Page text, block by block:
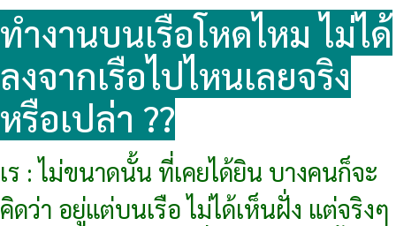
ทำงานบนเรือโหดไหม ไม่ได้
ลงจากเรือไปไหนเลยจริง
หรือเปล่า ??
เร : ไม่ขนาดนั้น ที่เคยได้ยิน บางคนก็จะ
คิดว่า อยู่แต่บนเรือ ไม่ได้เห็นฝั่ง แต่จริงๆ